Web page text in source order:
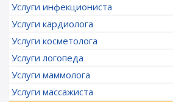
Услуги инфекциониста
Услуги кардиолога
Услуги косметолога
Услуги логопеда
Услуги маммолога
Услуги массажиста